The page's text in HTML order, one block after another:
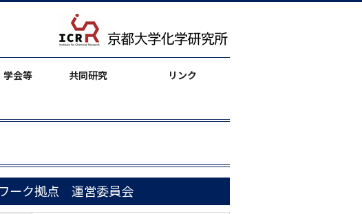
学会等 共同研究 リンク
ーク拠点 運営委員会